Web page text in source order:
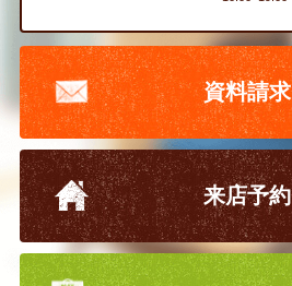
資料請求
来店予約